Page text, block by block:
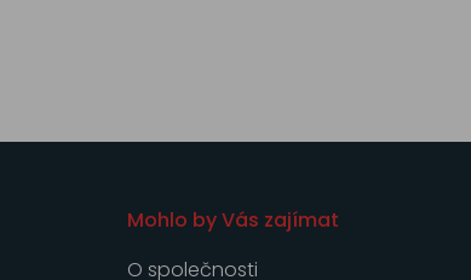
Mohlo by Vás zajímat
O společnosti